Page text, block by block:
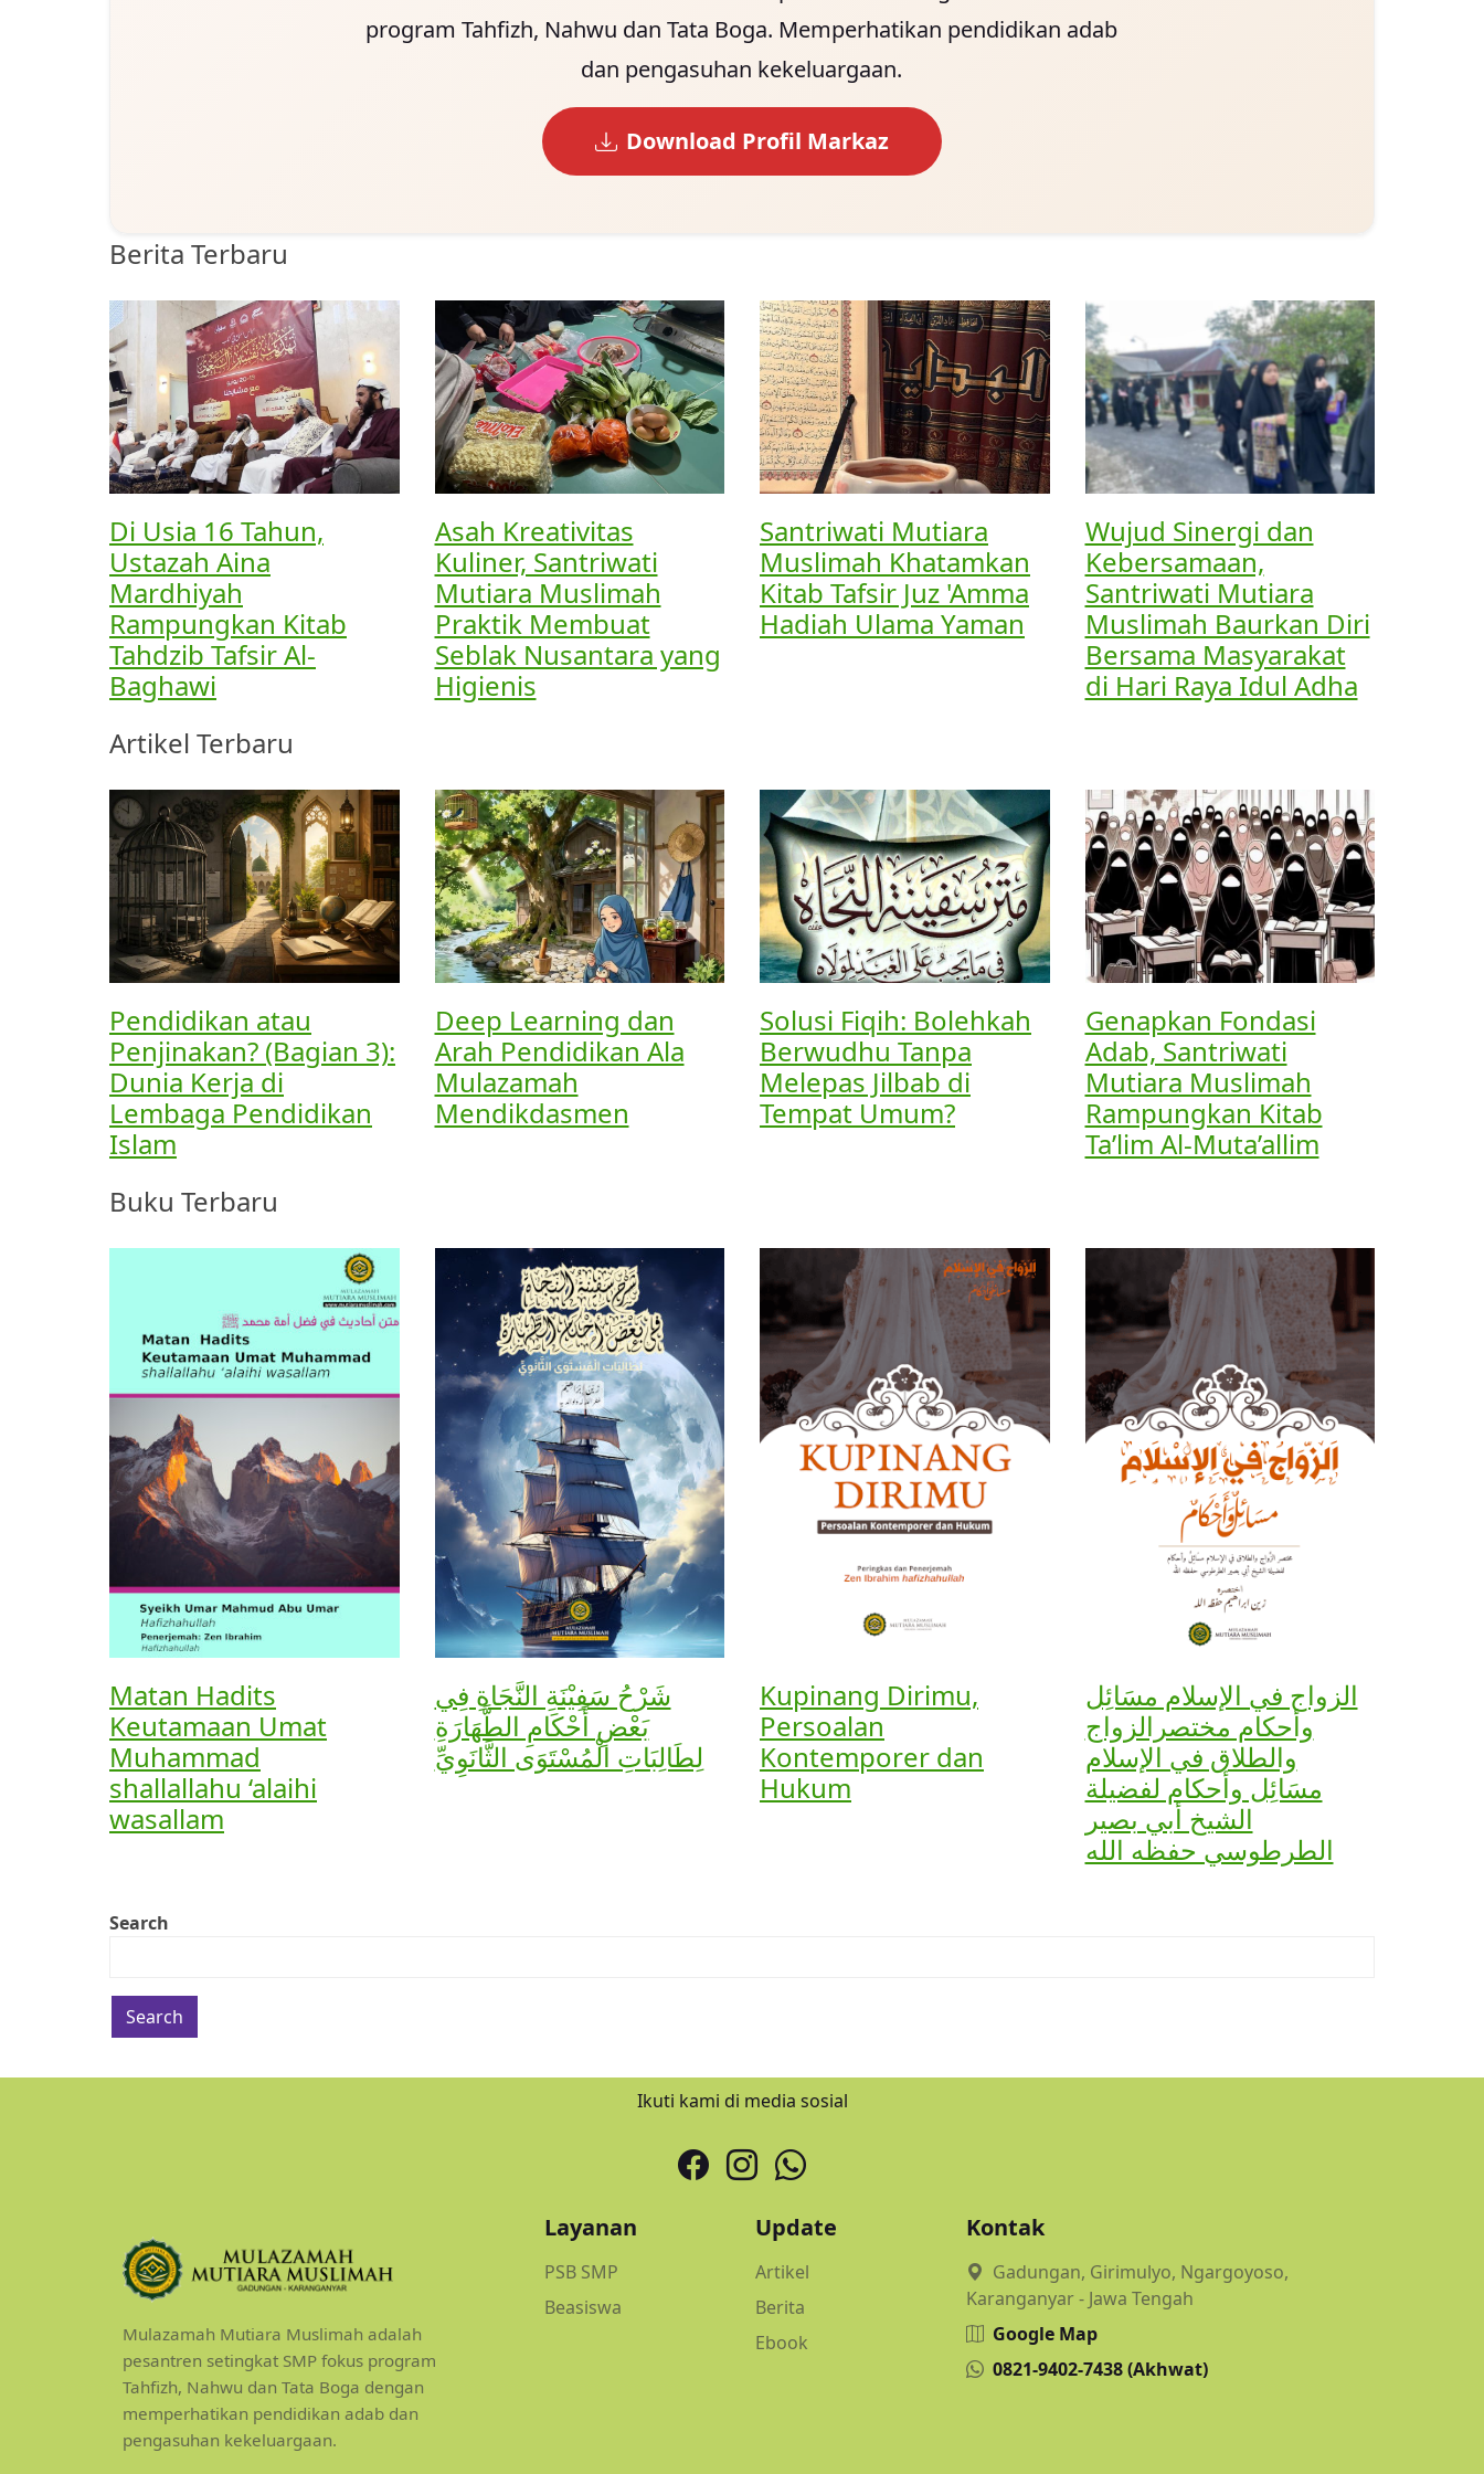
program Tahfizh, Nahwu dan Tata Boga. Memperhatikan pendidikan adab
dan pengasuhan kekeluargaan.
Download Profil Markaz
Berita Terbaru
Di Usia 16 Tahun,
Ustazah Aina
Mardhiyah
Rampungkan Kitab
Tahdzib Tafsir Al-
Baghawi
Asah Kreativitas
Kuliner, Santriwati
Mutiara Muslimah
Praktik Membuat
Seblak Nusantara yang
Higienis
Santriwati Mutiara
Muslimah Khatamkan
Kitab Tafsir Juz 'Amma
Hadiah Ulama Yaman
Wujud Sinergi dan
Kebersamaan,
Santriwati Mutiara
Muslimah Baurkan Diri
Bersama Masyarakat
di Hari Raya Idul Adha
Artikel Terbaru
Pendidikan atau
Penjinakan? (Bagian 3):
Dunia Kerja di
Lembaga Pendidikan
Islam
Deep Learning dan
Arah Pendidikan Ala
Mulazamah
Mendikdasmen
Solusi Fiqih: Bolehkah
Berwudhu Tanpa
Melepas Jilbab di
Tempat Umum?
Genapkan Fondasi
Adab, Santriwati
Mutiara Muslimah
Rampungkan Kitab
Ta’lim Al-Muta’allim
Buku Terbaru
Matan Hadits
Keutamaan Umat
Muhammad
shallallahu ‘alaihi
wasallam
شَرْحُ سَفِيْنَةِ النَّجَاةِ فِي
بَعْضِ أَحْكَامِ الطَّهَارَةِ
لِطَالِبَاتِ الْمُسْتَوَى الثَّانَوِيِّ
Kupinang Dirimu,
Persoalan
Kontemporer dan
Hukum
الزواج في الإسلام مسَائِل
وأحكام مختصرالزواج
والطلاق في الإسلام
مسَائِل وأحكام لفضيلة
الشيخ أبي بصير
الطرطوسي حفظه الله
Search
Ikuti kami di media sosial
Mulazamah Mutiara Muslimah adalah
pesantren setingkat SMP fokus program
Tahfizh, Nahwu dan Tata Boga dengan
memperhatikan pendidikan adab dan
pengasuhan kekeluargaan.
Layanan
PSB SMP
Beasiswa
Update
Artikel
Berita
Ebook
Kontak
Gadungan, Girimulyo, Ngargoyoso,
Karanganyar - Jawa Tengah
Google Map
0821-9402-7438 (Akhwat)